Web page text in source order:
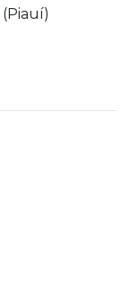
(Piauí)